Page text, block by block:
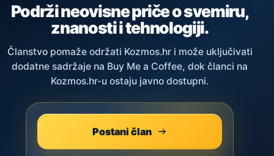
Podrži neovisne priče o svemiru,
znanosti i tehnologiji.
Članstvo pomaže održati Kozmos.hr i može uključivati
dodatne sadržaje na Buy Me a Coffee, dok članci na
Kozmos.hr-u ostaju javno dostupni.
Postani član